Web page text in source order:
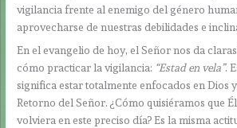
vigilancia frente al enemigo del género
aprovecharse de nuestras debilidades e
En el evangelio de hoy, el Señor nos da
cómo practicar la vigilancia: “Estad en vela”.
significa estar totalmente enfocados en Dios
Retorno del Señor. ¿Cómo quisiéramos que
volviera en este preciso día? Es la misma